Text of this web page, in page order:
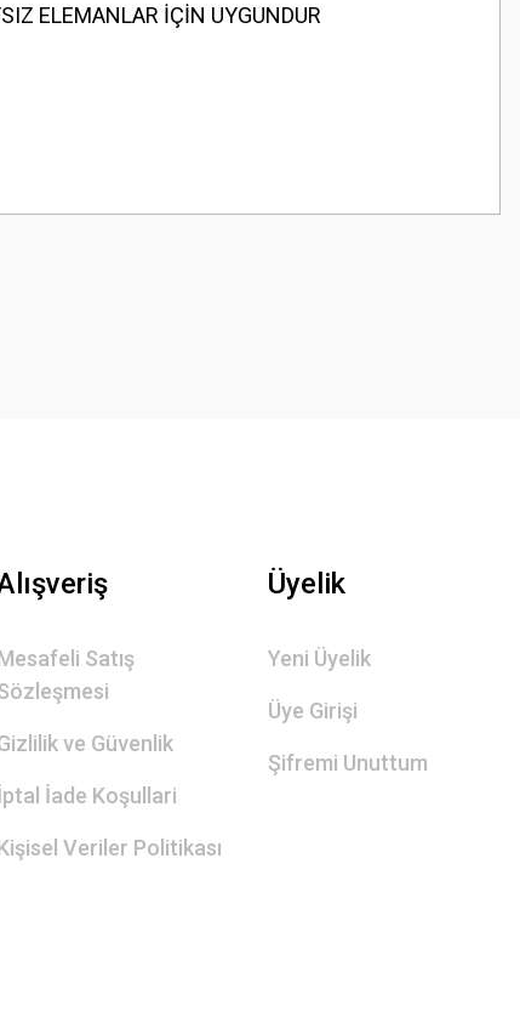
ELEMANLAR İÇİN UYGUNDUR
Satış
ve Güvenlik
İade Koşullari
Veriler Politikası
Üyelik
Yeni Üyelik
Üye Girişi
Şifremi Unuttum